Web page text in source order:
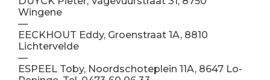
Wingene
—
EECKHOUT Eddy, Groenstraat 1A, 8810
Lichtervelde
—
ESPEEL Toby, Noordschoteplein 11A, 8647 Lo-